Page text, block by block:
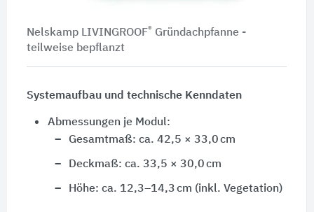
Nelskamp LIVINGROOF® Gründachpfanne -
teilweise bepflanzt
Systemaufbau und technische Kenndaten
Abmessungen je Modul:
Gesamtmaß: ca. 42,5 × 33,0 cm
Deckmaß: ca. 33,5 × 30,0 cm
Höhe: ca. 12,3–14,3 cm (inkl. Vegetation)